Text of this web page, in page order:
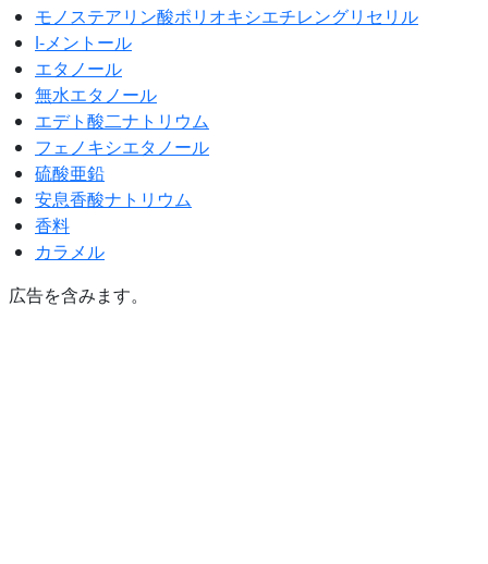
モノステアリン酸ポリオキシエチレングリセリル
l-メントール
エタノール
無水エタノール
エデト酸二ナトリウム
フェノキシエタノール
硫酸亜鉛
安息香酸ナトリウム
香料
カラメル
広告を含みます。